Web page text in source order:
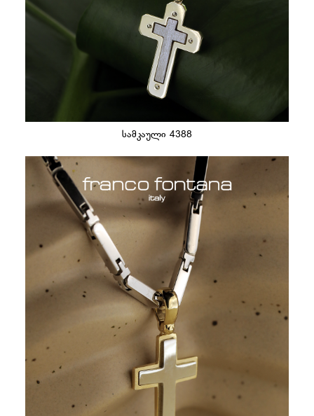
სამკაული 4388